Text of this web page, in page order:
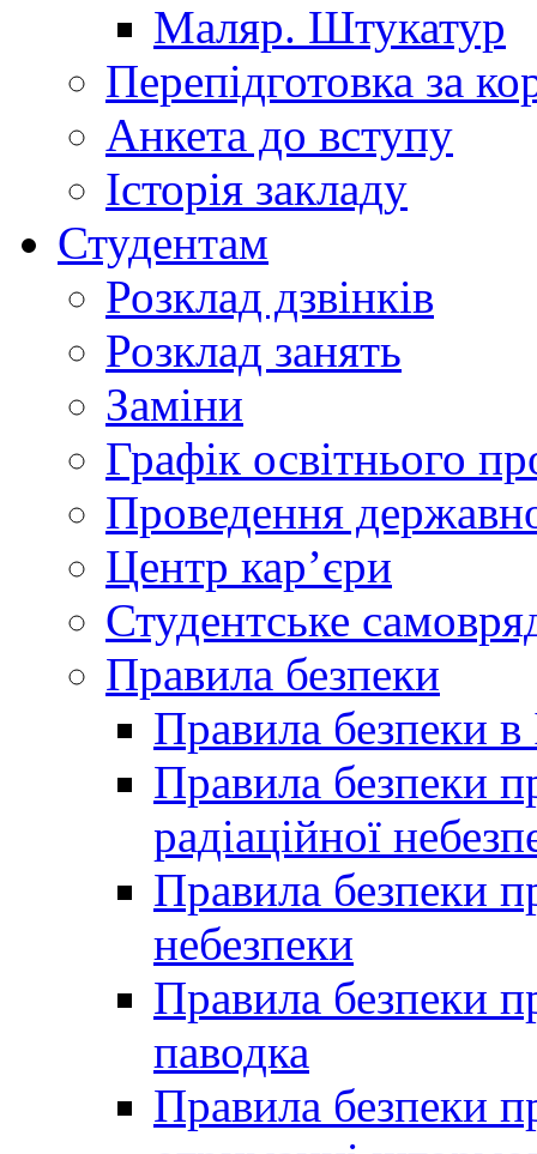
Маляр. Штукатур
Перепідготовка за
Анкета до вступу
Історія закладу
Студентам
Розклад дзвінків
Розклад занять
Заміни
Графік освітнього
Проведення
Центр кар’єри
Студентське
Правила безпеки
Правила безпеки в
Правила безпеки
радіаційної
Правила безпеки
небезпеки
Правила безпеки
паводка
Правила безпеки